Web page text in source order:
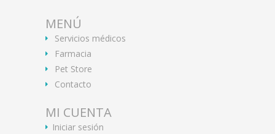
MENÚ
Servicios médicos
Farmacia
Pet Store
Contacto
MI CUENTA
Iniciar sesión